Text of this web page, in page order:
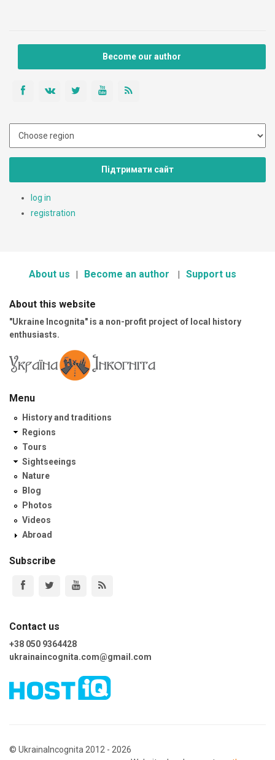
Become our author
Підтримати сайт
log in
registration
About us Become an author Support us
About this website
"Ukraine Incognita" is a non-profit project of local history
enthusiasts.
Menu
History and traditions
Regions
Tours
Sightseeings
Nature
Blog
Photos
Videos
Abroad
Subscribe
Contact us
+38 050 9364428
ukrainaincognita.com@gmail.com
© UkrainaIncognita 2012 - 2026